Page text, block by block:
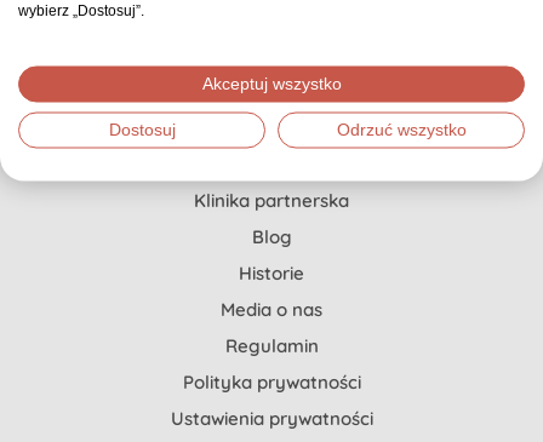
Pomoc dla Ciebie
Jak stworzyć zbiórkę?
Klinika partnerska
Blog
Historie
Media o nas
Regulamin
Polityka prywatności
Ustawienia prywatności
wybierz „Dostosuj”.
Akceptuj wszystko
Dostosuj Odrzuć wszystko